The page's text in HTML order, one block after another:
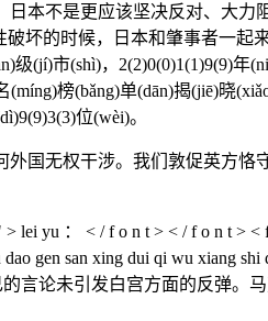
是更应该坚决反对、大力阻
坏的时候，日本和肇事者一
(jí)市(shì)，2(2)0(0)1(1)9(9)年
榜(bǎng)单(dān)揭(jiē)晓
位(wèi)。
权干涉。我们敦促英方恪守
： < / f o n t > < / f o n t > < f
gen san xing dui qi wu xiang
论未引发白宫方面的反弹。